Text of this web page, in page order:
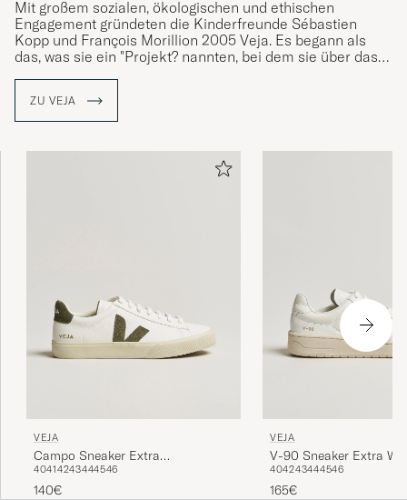
Mit großem sozialen, ökologischen und ethischen
Engagement gründeten die Kinderfreunde Sébastien
Kopp und François Morillion 2005 Veja. Es begann als
das, was sie ein "Projekt? nannten, bei dem sie über das
um die Rohstoffe handelt, unter welchen Bedingungen der
Schuh hergestellt oder wie er zum Kunden geliefert
ZU VEJA
VEJA
Campo Sneaker Extra
White/Khaki
40414243444546
140€
VEJA
V-90 Sneaker Extra
404243444546
165€